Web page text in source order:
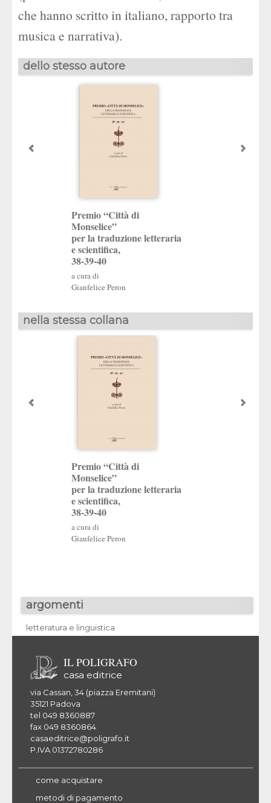
che hanno scritto in italiano, rapporto tra
musica e narrativa).
dello stesso autore
Premio “Città di
Monselice”
per la traduzione letteraria
e scientifica,
38-39-40
a cura di
Gianfelice Peron
nella stessa collana
Premio “Città di
Monselice”
per la traduzione letteraria
e scientifica,
38-39-40
a cura di
Gianfelice Peron
argomenti
letteratura e linguistica
IL POLIGRAFO
casa editrice
via Cassan, 34 (piazza Eremitani)
35121 Padova
tel 049 8360887
fax 049 8360864
casaeditrice@poligrafo.it
P.IVA 01372780286
come acquistare
metodi di pagamento